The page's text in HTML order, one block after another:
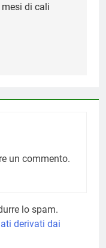
mesi di cali
un commento.
lo spam.
derivati dai